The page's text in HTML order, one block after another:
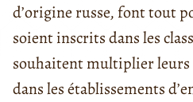
d’origine russe, font tout
soient inscrits dans les
souhaitent multiplier leurs
dans les établissements